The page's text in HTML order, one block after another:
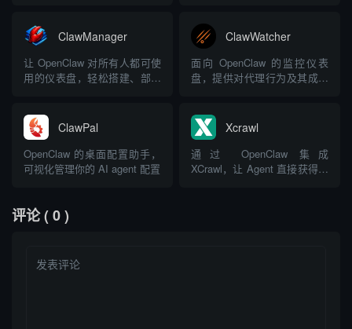
ClawManager
让 OpenClaw 对所有人都可使
用的仪表盘，轻松搭建、部署
ClawWatcher
面向 OpenClaw 的监控仪表
盘，提供对代理行为及其成本
ClawPal
OpenClaw 的桌面配置助手，
可视化管理你的 AI agent 配置
Xcrawl
通过 OpenClaw 集成
XCrawl，让 Agent 直接获得网
评论( 0 )